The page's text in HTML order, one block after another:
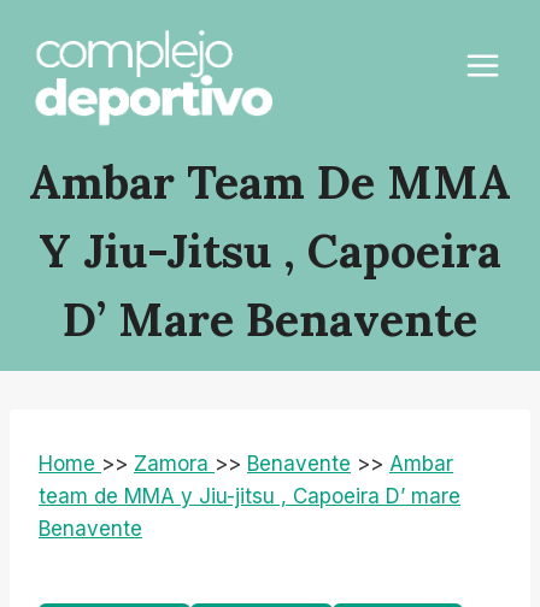
contenido
Ambar Team De MMA
Y Jiu-Jitsu , Capoeira
D’ Mare Benavente
Home >> Zamora >> Benavente >> Ambar
team de MMA y Jiu-jitsu , Capoeira D’ mare
Benavente